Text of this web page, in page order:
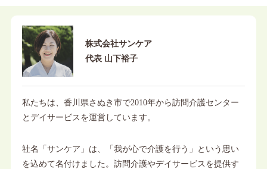
株式会社サンケア
代表 山下裕子
私たちは、香川県さぬき市で2010年から訪問介護センター
とデイサービスを運営しています。
社名「サンケア」は、「我が心で介護を行う」という思い
を込めて名付けました。訪問介護やデイサービスを提供す